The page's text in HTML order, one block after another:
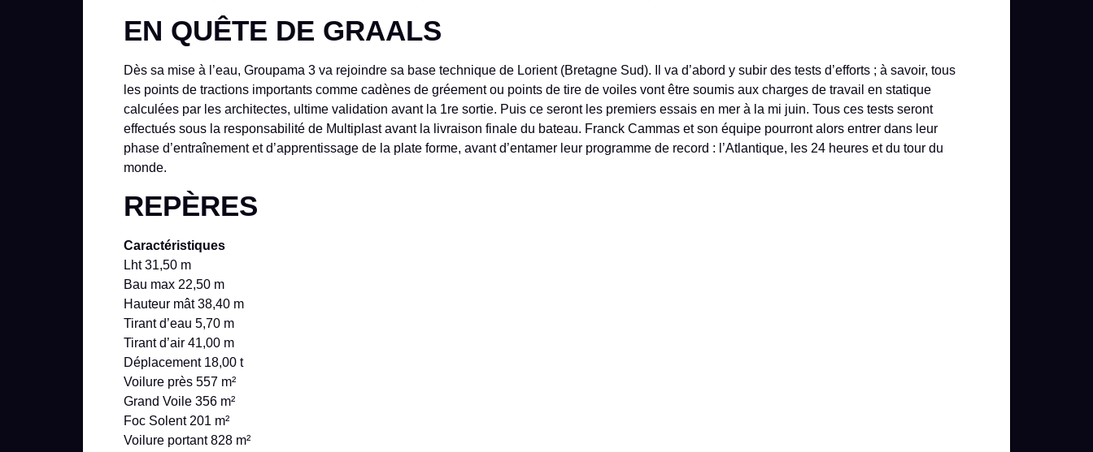
EN QUÊTE DE GRAALS
Dès sa mise à l’eau, Groupama 3 va rejoindre sa base technique de Lorient (Bretagne Sud). Il va d’abord y subir des tests d’efforts ; à savoir, tous
les points de tractions importants comme cadènes de gréement ou points de tire de voiles vont être soumis aux charges de travail en statique
calculées par les architectes, ultime validation avant la 1re sortie. Puis ce seront les premiers essais en mer à la mi juin. Tous ces tests seront
effectués sous la responsabilité de Multiplast avant la livraison finale du bateau. Franck Cammas et son équipe pourront alors entrer dans leur
phase d’entraînement et d’apprentissage de la plate forme, avant d’entamer leur programme de record : l’Atlantique, les 24 heures et du tour du
monde.
REPÈRES
Caractéristiques
Lht 31,50 m
Bau max 22,50 m
Hauteur mât 38,40 m
Tirant d’eau 5,70 m
Tirant d’air 41,00 m
Déplacement 18,00 t
Voilure près 557 m²
Grand Voile 356 m²
Foc Solent 201 m²
Voilure portant 828 m²